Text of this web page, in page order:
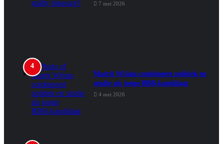
7 mei 2026
Marrit Wijnia combineert politiek en
studie als jonge BBB‑kandidaat
4 mei 2026